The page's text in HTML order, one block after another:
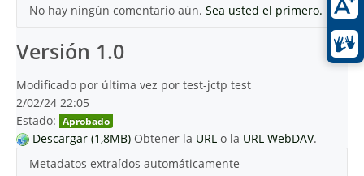
No hay ningún comentario aún. Sea usted el primero.
Versión 1.0
Modificado por última vez por test-jctp test
2/02/24 22:05
Estado: Aprobado
Descargar (1,8MB) Obtener la URL o la URL WebDAV.
Metadatos extraídos automáticamente